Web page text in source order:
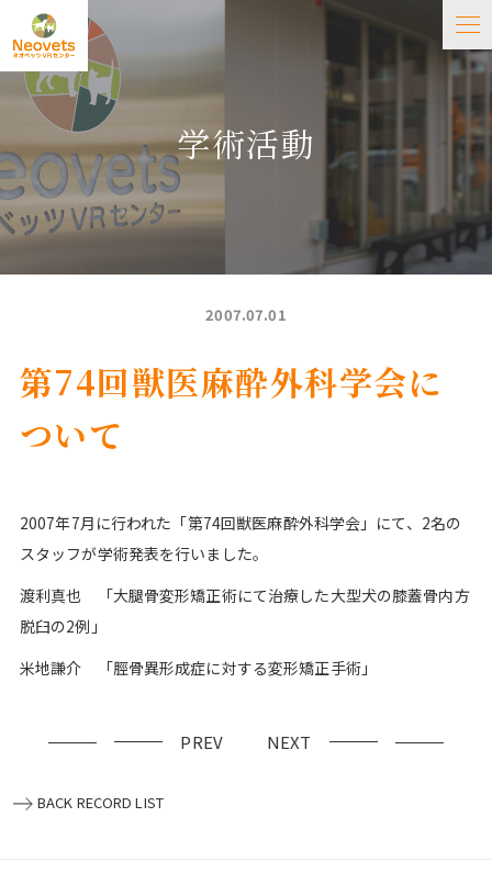
学術活動
2007.07.01
第74回獣医麻酔外科学会に
ついて
2007年7月に行われた「第74回獣医麻酔外科学会」にて、2名の
スタッフが学術発表を行いました。
渡利真也 「大腿骨変形矯正術にて治療した大型犬の膝蓋骨内方
脱臼の2例」
米地謙介 「脛骨異形成症に対する変形矯正手術」
PREV NEXT
BACK RECORD LIST